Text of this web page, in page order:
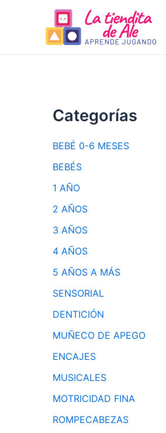
Categorías
BEBÉ 0-6 MESES
BEBÉS
1 AÑO
2 AÑOS
3 AÑOS
4 AÑOS
5 AÑOS A MÁS
SENSORIAL
DENTICIÓN
MUÑECO DE APEGO
ENCAJES
MUSICALES
MOTRICIDAD FINA
ROMPECABEZAS